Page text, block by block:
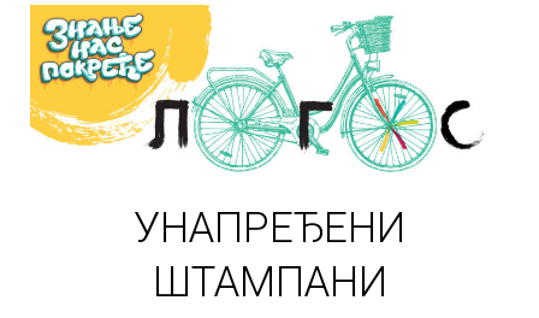
УНАПРЕЂЕНИ
ШТАМПАНИ